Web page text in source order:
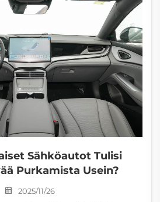
Sähköautot Tulisi
Purkamista Usein?
2025/11/26